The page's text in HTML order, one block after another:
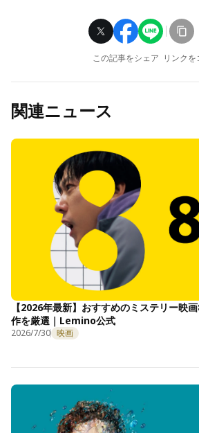
この記事をシェア リンクを
関連ニュース
【2026年最新】おすすめのミステリー映
作を厳選｜Lemino公式
2026/7/30 映画